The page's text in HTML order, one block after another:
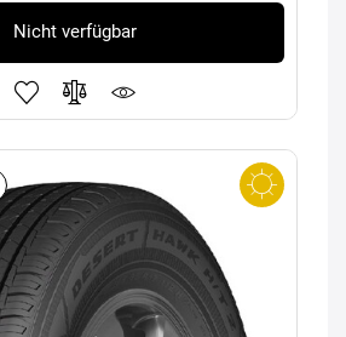
Nicht verfügbar